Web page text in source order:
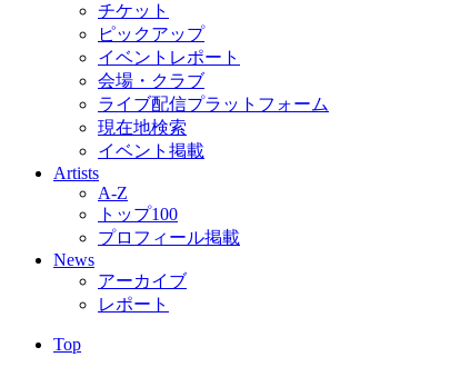
チケット
ピックアップ
イベントレポート
会場・クラブ
ライブ配信プラットフォーム
現在地検索
イベント掲載
Artists
A-Z
トップ100
プロフィール掲載
News
アーカイブ
レポート
Top